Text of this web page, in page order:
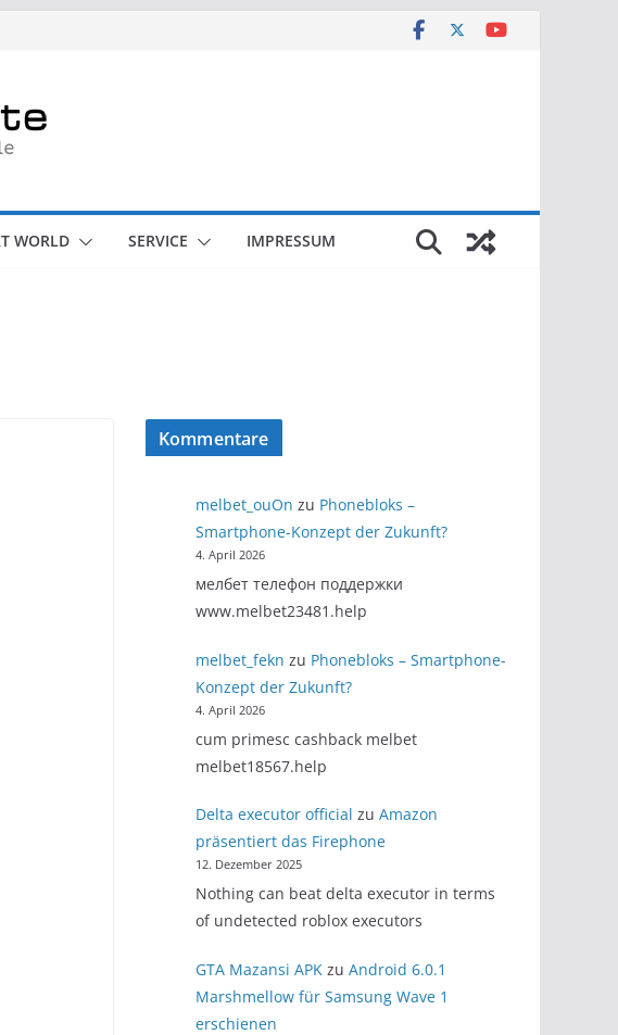
WORLD SERVICE IMPRESSUM
Kommentare
melbet_ouOn zu Phonebloks –
Smartphone-Konzept der Zukunft?
4. April 2026
мелбет телефон поддержки
www.melbet23481.help
melbet_fekn zu Phonebloks – Smartphone-
Konzept der Zukunft?
4. April 2026
cum primesc cashback melbet
melbet18567.help
Delta executor official zu Amazon
präsentiert das Firephone
12. Dezember 2025
Nothing can beat delta executor in terms
of undetected roblox executors
GTA Mazansi APKzu Android 6.0.1
Marshmellow für Samsung Wave 1
erschienen